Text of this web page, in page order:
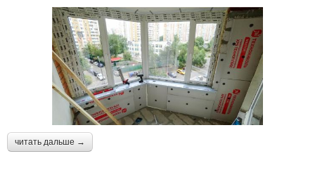
читать дальше →